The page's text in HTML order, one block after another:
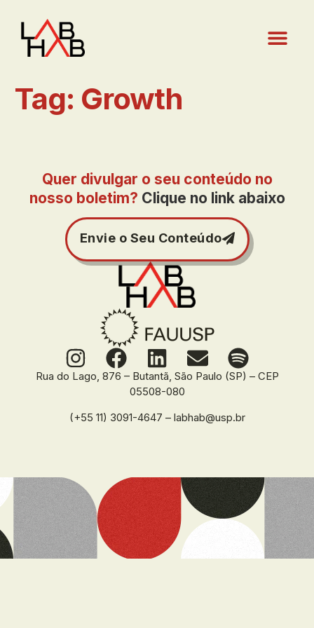
Tag: Growth
Rua do Lago, 876 – Butantã, São Paulo (SP) – CEP
05508-080
(+55 11) 3091-4647 – labhab@usp.br
Quer divulgar o seu conteúdo no
nosso boletim? Clique no link abaixo
Envie o Seu Conteúdo